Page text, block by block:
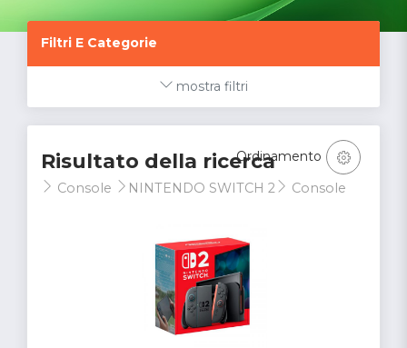
Filtri E Categorie
mostra filtri
Risultato della ricerca
Console NINTENDO SWITCH 2 Console
Ordinamento